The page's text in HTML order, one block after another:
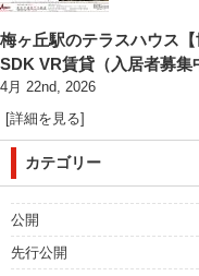
梅ヶ丘駅のテラスハウス
SDK VR賃貸（入居者募集
4月 22nd, 2026
[詳細を見る]
カテゴリー
公開
先行公開